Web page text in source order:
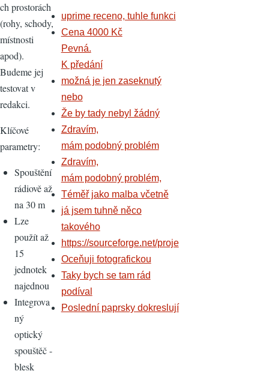
ch prostorách
(rohy, schody,
místnosti
apod).
Budeme jej
testovat v
redakci.
Klíčové
parametry:
Spouštění
rádiově až
na 30 m
Lze
použít až
15
jednotek
najednou
Integrova
ný
optický
spouštěč -
blesk
uprime receno, tuhle funkci
Cena 4000 Kč
Pevná.
K předání
možná je jen zaseknutý
nebo
Že by tady nebyl žádný
Zdravím,
mám podobný problém
Zdravím,
mám podobný problém,
Téměř jako malba včetně
já jsem tuhně něco
takového
https://sourceforge.net/proje
Oceňuji fotografickou
Taky bych se tam rád
podíval
Poslední paprsky dokreslují